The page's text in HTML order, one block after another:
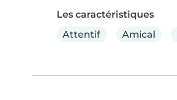
Les caractéristiques
Attentif
Amical